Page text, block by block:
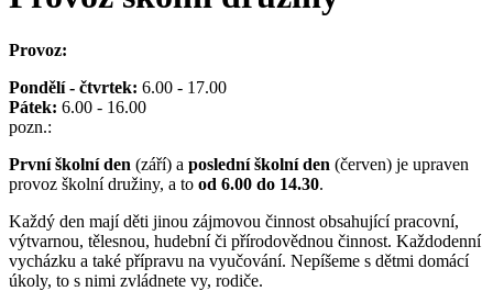
Provoz:
Pondělí - čtvrtek: 6.00 - 17.00
Pátek: 6.00 - 16.00
pozn.:
První školní den (září) a poslední školní den (červen) je upraven
provoz školní družiny, a to od 6.00 do 14.30.
Každý den mají děti jinou zájmovou činnost obsahující pracovní,
výtvarnou, tělesnou, hudební či přírodovědnou činnost. Každodenní
vycházku a také přípravu na vyučování. Nepíšeme s dětmi domácí
úkoly, to s nimi zvládnete vy, rodiče.